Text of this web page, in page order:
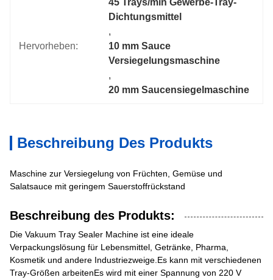
Hervorheben:
45 Trays/min Gewerbe-Tray-
Dichtungsmittel
,
10 mm Sauce
Versiegelungsmaschine
,
20 mm Saucensiegelmaschine
Beschreibung Des Produkts
Maschine zur Versiegelung von Früchten, Gemüse und
Salatsauce mit geringem Sauerstoffrückstand
Beschreibung des Produkts:
Die Vakuum Tray Sealer Machine ist eine ideale
Verpackungslösung für Lebensmittel, Getränke, Pharma,
Kosmetik und andere Industriezweige.Es kann mit verschiedenen
Tray-Größen arbeitenEs wird mit einer Spannung von 220 V